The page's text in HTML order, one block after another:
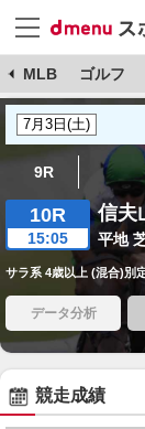
MLB ゴルフ
9R
10R
15:05
信夫
平地
サラ系 4歳以上 (混合)別
データ分析
競走成績